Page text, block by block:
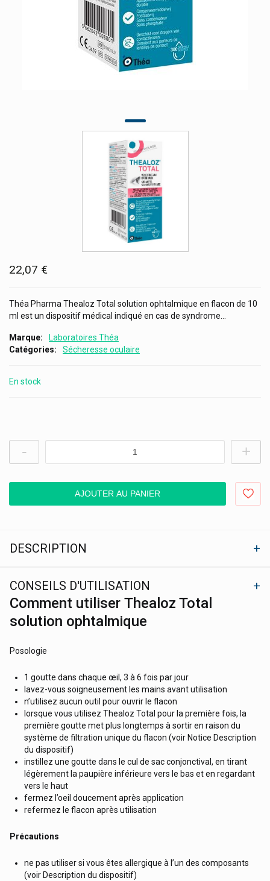
22,07 €
Théa Pharma Thealoz Total solution ophtalmique en flacon de 10
ml est un dispositif médical indiqué en cas de syndrome...
Marque
Laboratoires Théa
Catégories
Sécheresse oculaire
En stock
- +
AJOUTER AU PANIER
DESCRIPTION
CONSEILS D'UTILISATION
Comment utiliser Thealoz Total
solution ophtalmique
Posologie
1 goutte dans chaque œil, 3 à 6 fois par jour
lavez-vous soigneusement les mains avant utilisation
n’utilisez aucun outil pour ouvrir le flacon
lorsque vous utilisez Thealoz Total pour la première fois, la
première goutte met plus longtemps à sortir en raison du
système de filtration unique du flacon (voir Notice Description
du dispositif)
instillez une goutte dans le cul de sac conjonctival, en tirant
légèrement la paupière inférieure vers le bas et en regardant
vers le haut
fermez l’oeil doucement après application
refermez le flacon après utilisation
Précautions
ne pas utiliser si vous êtes allergique à l’un des composants
(voir Description du dispositif)